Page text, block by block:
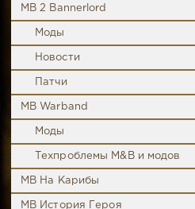
MB 2 Bannerlord
Моды
Новости
Патчи
MB Warband
Моды
Техпроблемы M&B и модов
MB На Карибы
MB История Героя